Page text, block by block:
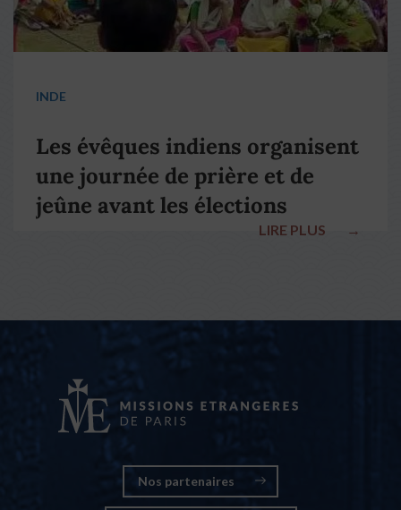
INDE
Les évêques indiens organisent
une journée de prière et de
jeûne avant les élections
LIRE PLUS →
Nos partenaires